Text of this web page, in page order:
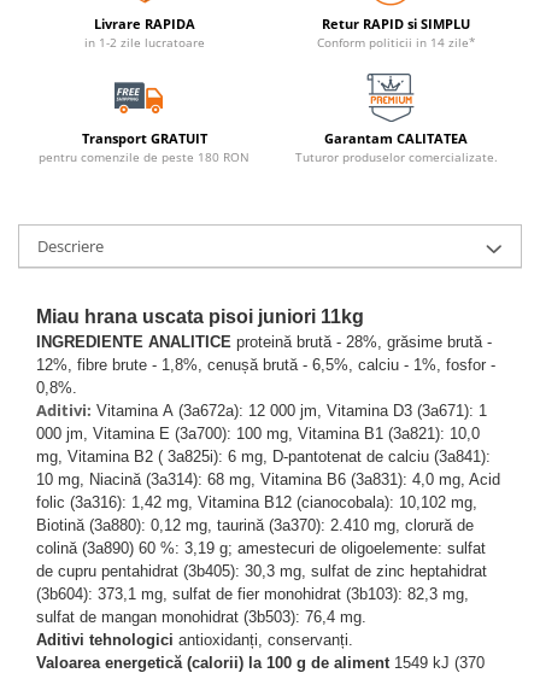
Livrare RAPIDA
in 1-2 zile lucratoare
Retur RAPID si SIMPLU
Conform politicii in 14 zile*
Transport GRATUIT
pentru comenzile de peste 180 RON
Garantam CALITATEA
Tuturor produselor comercializate.
Descriere
Miau hrana uscata pisoi juniori 11kg
INGREDIENTE ANALITICE proteină brută - 28%, grăsime brută -
12%, fibre brute - 1,8%, cenușă brută - 6,5%, calciu - 1%, fosfor -
0,8%.
Aditivi: Vitamina А (3a672a): 12 000 jm, Vitamina D3 (3a671): 1
000 jm, Vitamina E (3a700): 100 mg, Vitamina В1 (3a821): 10,0
mg, Vitamina В2 ( 3a825i): 6 mg, D-pantotenat de calciu (3a841):
10 mg, Niacină (3a314): 68 mg, Vitamina В6 (3a831): 4,0 mg, Acid
folic (3a316): 1,42 mg, Vitamina В12 (cianocobala): 10,102 mg,
Biotină (3a880): 0,12 mg, taurină (3a370): 2.410 mg, clorură de
colină (3a890) 60 %: 3,19 g; amestecuri de oligoelemente: sulfat
de cupru pentahidrat (3b405): 30,3 mg, sulfat de zinc heptahidrat
(3b604): 373,1 mg, sulfat de fier monohidrat (3b103): 82,3 mg,
sulfat de mangan monohidrat (3b503): 76,4 mg.
Aditivi tehnologici antioxidanți, conservanți.
Valoarea energetică (calorii) la 100 g de aliment 1549 kJ (370